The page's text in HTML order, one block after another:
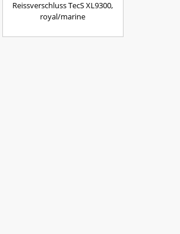
Reissverschluss TecS XL9300,
royal/marine